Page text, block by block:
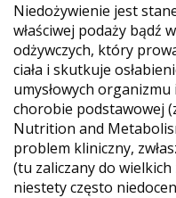
Niedożywienie jest
właściwej podaży bądź
odżywczych, który
ciała i skutkuje
umysłowych
chorobie podstawowej
Nutrition and
problem kliniczny,
(tu zaliczany do
niestety często